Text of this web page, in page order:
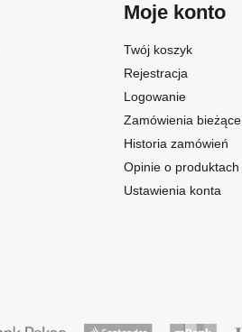
Moje konto
Twój koszyk
Rejestracja
Logowanie
Zamówienia bieżące
Historia zamówień
Opinie o produktach
Ustawienia konta